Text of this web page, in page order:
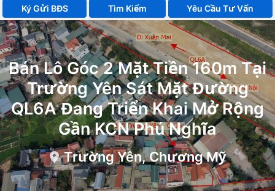
Ký Gửi BĐS Yêu Cầu Tư Vấn
Bán Lô Góc 2 Mặt Tiền 160m Tại
Trường Yên Sát Mặt Đường
QL6A Đang Triển Khai Mở Rộng
Gần KCN Phú Nghĩa
Trường Yên, Chương Mỹ